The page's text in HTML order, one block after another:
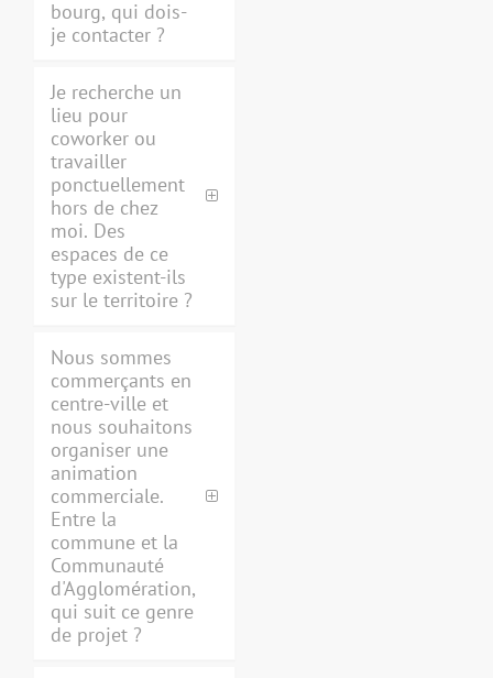
bourg, qui dois-
je contacter ?
Je recherche un
lieu pour
coworker ou
travailler
ponctuellement
hors de chez
moi. Des
espaces de ce
type existent-ils
sur le territoire ?
Nous sommes
commerçants en
centre-ville et
nous souhaitons
organiser une
animation
commerciale.
Entre la
commune et la
Communauté
d'Agglomération,
qui suit ce genre
de projet ?